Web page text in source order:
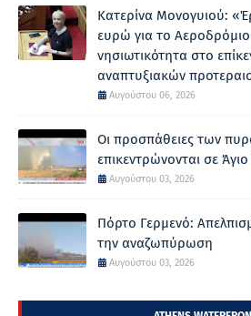
Κατερίνα Μονογυιού:
ευρώ για το
νησιωτικότητα στο
αναπτυξιακών
Αυγούστου 06, 2026
Οι προσπάθειες των
επικεντρώνονται σε
Αυγούστου 03, 2026
Πόρτο Γερμενό:
την αναζωπύρωση
Αυγούστου 03, 2026